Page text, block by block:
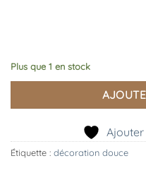
Plus que 1 en stock
Ajouter
Étiquette : décoration douce